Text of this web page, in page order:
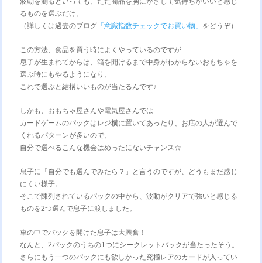
るものを選ぶだけ。
（詳しくは過去のブログ 「意識指数チェックでお買い物」 をどうぞ）
この方法、食品を買う時によくやっているのですが
息子が生まれてからは、箱を開けるまで中身がわからないおもちゃを
選ぶ時にもやるようになり、
これで選ぶと結構いいものが当たるんです♪
しかも、おもちゃ屋さんや電気屋さんでは
カードゲームのパックはレジ横に置いてあったり、お店の人が選んで
くれるパターンが多いので、
自分で選べるこんな機会はめったにないチャンス☆
息子に「自分でも選んでみたら？」と言うのですが、どうもまだ感じ
にくい様子。
そこで陳列されているパックの中から、波動がクリアで強いと感じる
ものを2つ選んで息子に渡しました。
車の中でパックを開けた息子は大興奮！
なんと、2パックのうちの1つにシークレットパックが当たったそう。
さらにもう一つのパックにも欲しかった究極レアのカードが入ってい